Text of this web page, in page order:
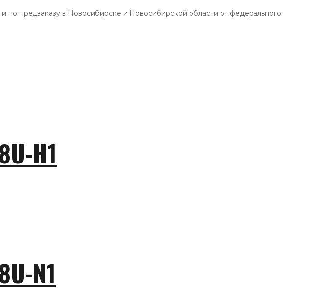
по предзаказу в Новосибирске и Новосибирской области от федерального
H1
N1